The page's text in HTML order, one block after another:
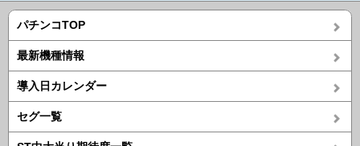
パチンコTOP
最新機種情報
導入日カレンダー
セグ一覧